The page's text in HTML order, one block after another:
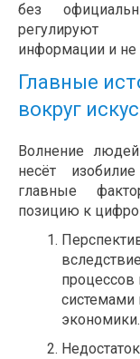
без
регулируют
информации и не
Главные
вокруг
Волнение
несёт
главные
позицию к
процессов
системами
экономики.